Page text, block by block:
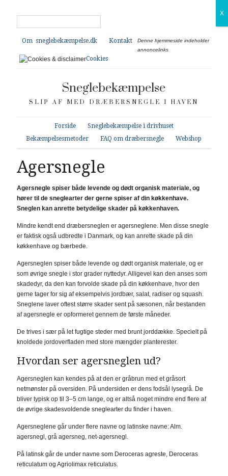
Om sneglebekæmpelse.dk Kontakt
Denne hjemmeside indeholder
annoncelinks
Cookies
Sneglebekæmpelse
SLIP AF MED DRÆBERSNEGLE I HAVEN
Forside
Sneglebekæmpelse i drivhuset
Bekæmpelsesmetoder
FAQ om dræbersnegle Webshop
Agersnegle
Agersnegle spiser både levende og dødt organisk materiale, og
hører til de sneglearter der gerne spiser af din køkkenhave.
Sneglen kan anrette betydelige skader på køkkenhaven.
Mindre kendt end dræbersneglen er agersneglene. Men disse snegle
er faktisk også udbredte i Danmark, og kan anrette skade på din
køkkenhave og bærbede.
Agersneglen spiser både levende og dødt organisk materiale, og er
som øvrige snegle i stor grader nyttedyr. Alligevel kan den anses som
skadedyr, da den kan forvolde skade på din køkkenhave, hvor den
gerne tager for sig af eksempelvis jordbær, salat, radiser og squash.
Sneglene laver oftest større skader sent på sæsonen, når bestanden
af agersnegle er opformeret gennem de første måneder.
De trives i sær på let fugtige steder med brunt jorddække. Specielt på
knoldede jordoverfladen med store mængder planterester.
Hvordan ser agersneglen ud?
Agersneglen kan kendes på at den er gråbrun med et gråsort
netmønster på oversiden. På undersiden er dens fodsål lysegrå. De
bliver typisk op til 3–5 cm lange, og er altså noget mindre end flere af
de øvrige skadesvoldende sneglearter du finder i haven.
Agersneglene går under flere navne og latinske navne: Alm.
agersnegl, grå agersneg, net-agersnegl.
På latinsk går de under navne som Deroceras agreste, Deroceras
reticulatum og Agriolimax reticulatus.
X